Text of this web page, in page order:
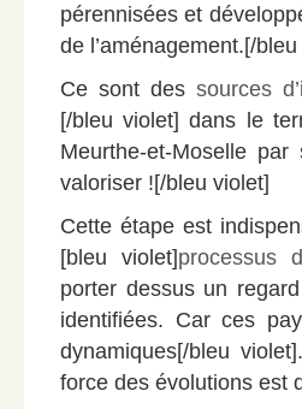
pérennisées et
de l’aménagement.[/
Ce sont des sources
[/bleu violet] dans le
Meurthe-et-Moselle
valoriser ![/bleu violet]
Cette étape est
[bleu violet]processus
porter dessus un
identifiées. Car ces
dynamiques[/bleu
force des évolutions est